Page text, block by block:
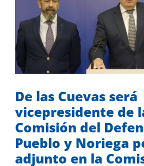
De las Cuevas será
Comisión del Defensor
Noriega portavoz
Comisión de
Mis iniciativas
De las Cuevas será
vicepresidente de
Comisión del
Pueblo y Noriega
adjunto en la